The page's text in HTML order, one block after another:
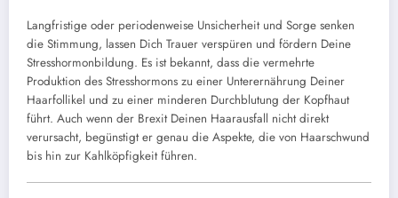
Langfristige oder periodenweise Unsicherheit und Sorge senken
die Stimmung, lassen Dich Trauer verspüren und fördern Deine
Stresshormonbildung. Es ist bekannt, dass die vermehrte
Produktion des Stresshormons zu einer Unterernährung Deiner
Haarfollikel und zu einer minderen Durchblutung der Kopfhaut
führt. Auch wenn der Brexit Deinen Haarausfall nicht direkt
verursacht, begünstigt er genau die Aspekte, die von Haarschwund
bis hin zur Kahlköpfigkeit führen.